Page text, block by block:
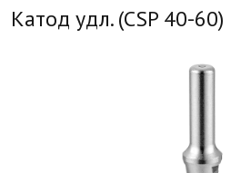
Катод удл. (CSP 40-60)